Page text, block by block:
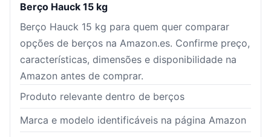
Berço Hauck 15 kg
Berço Hauck 15 kg para quem quer comparar
opções de berços na Amazon.es. Confirme preço,
características, dimensões e disponibilidade na
Amazon antes de comprar.
Produto relevante dentro de berços
Marca e modelo identificáveis na página Amazon